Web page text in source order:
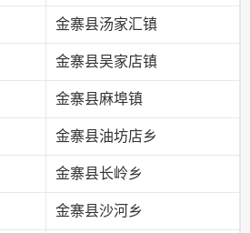
金寨县汤家汇镇
金寨县吴家店镇
金寨县麻埠镇
金寨县油坊店乡
金寨县长岭乡
金寨县沙河乡